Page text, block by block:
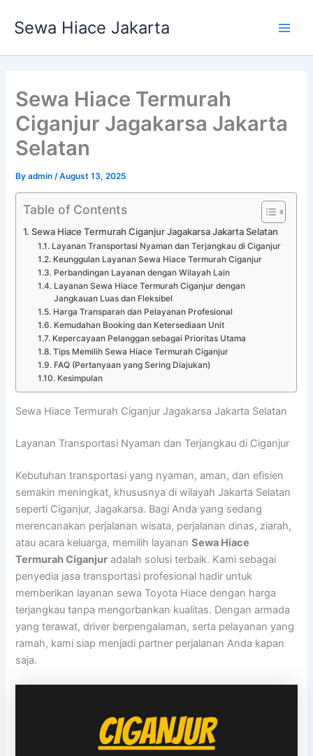
Sewa Hiace Jakarta
Sewa Hiace Termurah
Ciganjur Jagakarsa Jakarta
Selatan
Byadmin /August 13, 2025
Table of Contents
Sewa Hiace Termurah Ciganjur Jagakarsa Jakarta Selatan
Layanan Transportasi Nyaman dan Terjangkau di Ciganjur
Keunggulan Layanan Sewa Hiace Termurah Ciganjur
Perbandingan Layanan dengan Wilayah Lain
Layanan Sewa Hiace Termurah Ciganjur dengan
Jangkauan Luas dan Fleksibel
Harga Transparan dan Pelayanan Profesional
Kemudahan Booking dan Ketersediaan Unit
Kepercayaan Pelanggan sebagai Prioritas Utama
Tips Memilih Sewa Hiace Termurah Ciganjur
FAQ (Pertanyaan yang Sering Diajukan)
Kesimpulan
Sewa Hiace Termurah Ciganjur Jagakarsa Jakarta Selatan
Layanan Transportasi Nyaman dan Terjangkau di Ciganjur
Kebutuhan transportasi yang nyaman, aman, dan efisien
semakin meningkat, khususnya di wilayah Jakarta Selatan
seperti Ciganjur, Jagakarsa. Bagi Anda yang sedang
merencanakan perjalanan wisata, perjalanan dinas, ziarah,
atau acara keluarga, memilih layananSewa Hiace
Termurah Ciganjur adalah solusi terbaik. Kami sebagai
penyedia jasa transportasi profesional hadir untuk
memberikan layanan sewa Toyota Hiace dengan harga
terjangkau tanpa mengorbankan kualitas. Dengan armada
yang terawat, driver berpengalaman, serta pelayanan yang
ramah, kami siap menjadi partner perjalanan Anda kapan
saja.